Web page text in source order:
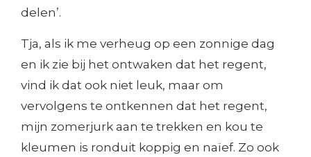
delen’.
Tja, als ik me verheug op een zonnige dag
en ik zie bij het ontwaken dat het regent,
vind ik dat ook niet leuk, maar om
vervolgens te ontkennen dat het regent,
mijn zomerjurk aan te trekken en kou te
kleumen is ronduit koppig en naïef. Zo ook